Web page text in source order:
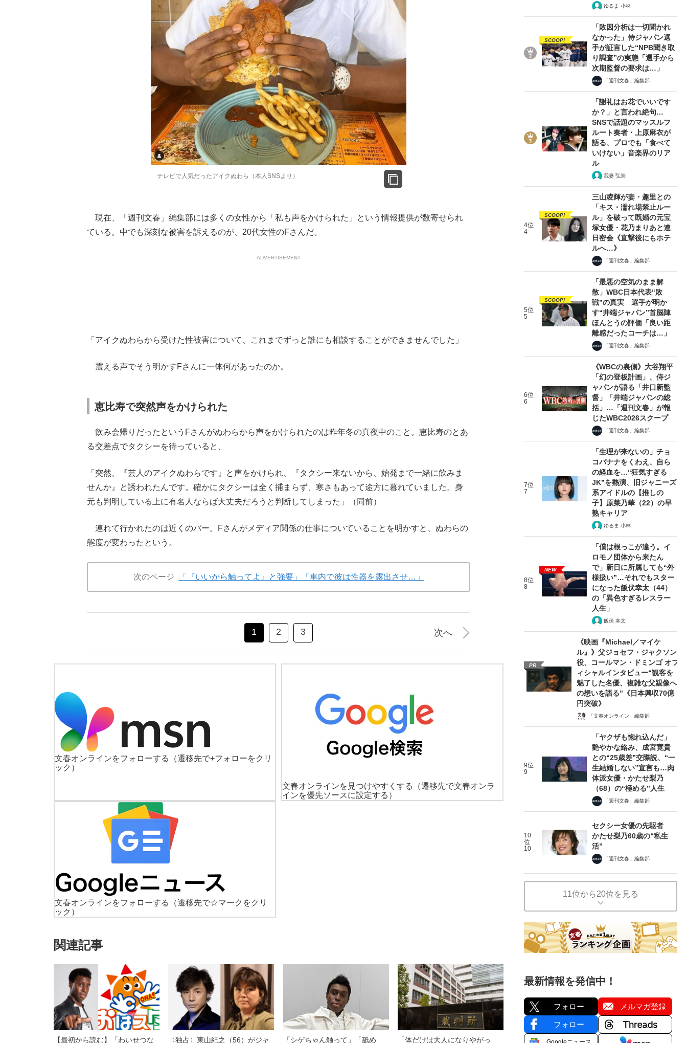
テレビで人気だったアイクぬわら（本人SNSより）
現在、「週刊文春」編集部には多くの女性から「私も声をかけられた」という情報提供が数寄せられ
ている。中でも深刻な被害を訴えるのが、20代女性のFさんだ。
ADVERTISEMENT
「アイクぬわらから受けた性被害について、これまでずっと誰にも相談することができませんでした」
震える声でそう明かすFさんに一体何があったのか。
恵比寿で突然声をかけられた
飲み会帰りだったというFさんがぬわらから声をかけられたのは昨年冬の真夜中のこと。恵比寿のとあ
る交差点でタクシーを待っていると、
「突然、『芸人のアイクぬわらです』と声をかけられ、『タクシー来ないから、始発まで一緒に飲みま
せんか』と誘われたんです。確かにタクシーは全く捕まらず、寒さもあって途方に暮れていました。身
元も判明している上に有名人ならば大丈夫だろうと判断してしまった」（同前）
連れて行かれたのは近くのバー。Fさんがメディア関係の仕事についていることを明かすと、ぬわらの
態度が変わったという。
次のページ 「『いいから触ってよ』と強要」「車内で彼は性器を露出させ…」
1 2 3 次へ
文春オンラインをフォローする
（遷移先で+フォローをクリ
ック）
文春オンラインを見つけやすくする
（遷移先で文春オンラ
インを優先ソースに設定する）
文春オンラインをフォローする
（遷移先で☆マークをクリ
ック）
関連記事
【最初から読む】「わいせつな 〈独占〉東山紀之（56）がジャ 「シゲちゃん触って」「舐め 「体だけは大人になりやがっ
ゆるま 小林
SCOOP!
「敗因分析は一切聞かれ
なかった」侍ジャパン選
手が証言した“NPB聞き取
り調査”の実態「選手から
次期監督の要求は…」
「週刊文春」編集部
「謝礼はお花でいいです
か？」と言われ絶句…
SNSで話題のマッスルフ
ルート奏者・上原麻衣が
語る、プロでも「食べて
いけない」音楽界のリア
ル
我妻 弘崇
4位
4
SCOOP!
三山凌輝が妻・趣里との
「キス・濡れ場禁止ルー
ル」を破って既婚の元宝
塚女優・花乃まりあと連
日密会《直撃後にもホテ
ルへ…》
「週刊文春」編集部
5位
5
SCOOP!
「最悪の空気のまま解
散」WBC日本代表“敗
戦”の真実 選手が明か
す“井端ジャパン”首脳陣
ほんとうの評価「良い距
離感だったコーチは…」
「週刊文春」編集部
6位
6
《WBCの裏側》大谷翔平
「幻の登板計画」、侍ジ
ャパンが語る「井口新監
督」「井端ジャパンの総
括」…「週刊文春」が報
じたWBC2026スクープ
「週刊文春」編集部
7位
7
「生理が来ないの」チョ
コバナナをくわえ、自ら
の経血を…“狂気すぎる
JK”を熱演、旧ジャニーズ
系アイドルの【推しの
子】原菜乃華（22）の早
熟キャリア
ゆるま 小林
8位
8
NEW
「僕は根っこが違う。イ
ロモノ団体から来たん
で」新日に所属しても“外
様扱い”…それでもスター
になった飯伏幸太（44）
の「異色すぎるレスラー
人生」
飯伏 幸太
PR
《映画『Michael／マイケ
ル』》父ジョセフ・ジャクソン
役、コールマン・ドミンゴ オフ
ィシャルインタビュー“観客を
魅了した名優、複雑な父親像へ
の想いを語る”《日本興収70億
円突破》
「文春オンライン」編集部
9位
9
「ヤクザも惚れ込んだ」
艶やかな絡み、成宮寛貴
との“25歳差”交際説、“一
生結婚しない”宣言も…肉
体派女優・かたせ梨乃
（68）の“極める”人生
「週刊文春」編集部
10
位
10
セクシー女優の先駆者
かたせ梨乃60歳の“私生
活”
「週刊文春」編集部
11位から20位を見る
最新情報を発信中！
フォロー メルマガ登録
フォロー